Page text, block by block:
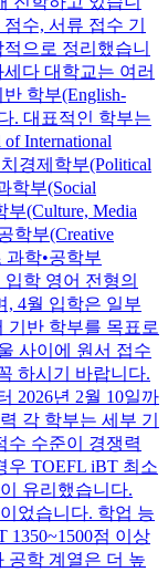
수, 서류 접수 기
으로 정리했습니
다 대학교는 여러
학부(English-
. 대표적인 학부는
International
경제학부(Political
학부(Social
(Culture, Media
학부(Creative
과학•공학부
입학 영어 전형의
, 4월 입학은 일부
기반 학부를 목표로
사이에 원서 접수
하시기 바랍니다.
2026년 2월 10일까
각 학부는 세부 기
수 수준이 경쟁력
우 TOEFL iBT 최소
유리했습니다.
었습니다. 학업 능
1350~1500점 이상
공학 계열은 더 높